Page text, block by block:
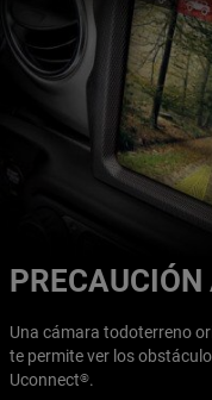
Una cámara todoterreno
te permite ver los
Uconnect®.